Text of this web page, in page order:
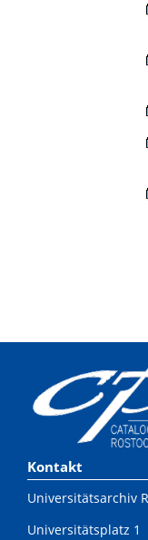
Kontakt
Universitätsarchiv
Universitätsplatz 1